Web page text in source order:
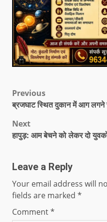
Previous
ब्रजघाट स्थित दुकान में आग
Next
हापुड़: आम बेचने को लेकर दो युवकों
Leave a Reply
Your email address will
fields are marked *
Comment*